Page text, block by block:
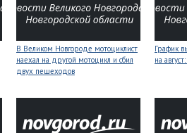
В Великом Новгороде мотоциклист
наехал на другой мотоцикл и сбил
двух пешеходов
График
на